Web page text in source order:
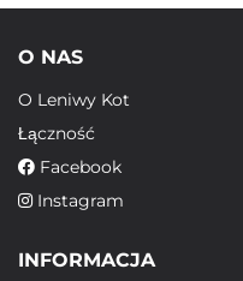
O NAS
O Leniwy Kot
Łączność
Facebook
Instagram
INFORMACJA